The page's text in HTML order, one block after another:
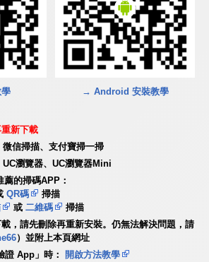
→ Android 安裝教學
新下載
信掃描、支付寶掃一掃
瀏覽器、UC瀏覽器Mini
的掃碼APP：
QR碼
掃描
或二維碼
掃描
，請先刪除再重新安裝。仍無法解決問題，請
）並附上本頁網址
證 App」時：
開啟方法教學